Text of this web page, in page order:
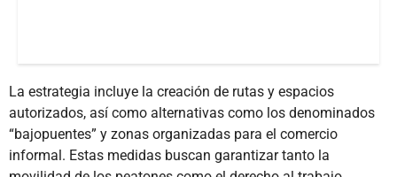
La estrategia incluye la creación de rutas y espacios
autorizados, así como alternativas como los denominados
“bajopuentes” y zonas organizadas para el comercio
informal. Estas medidas buscan garantizar tanto la